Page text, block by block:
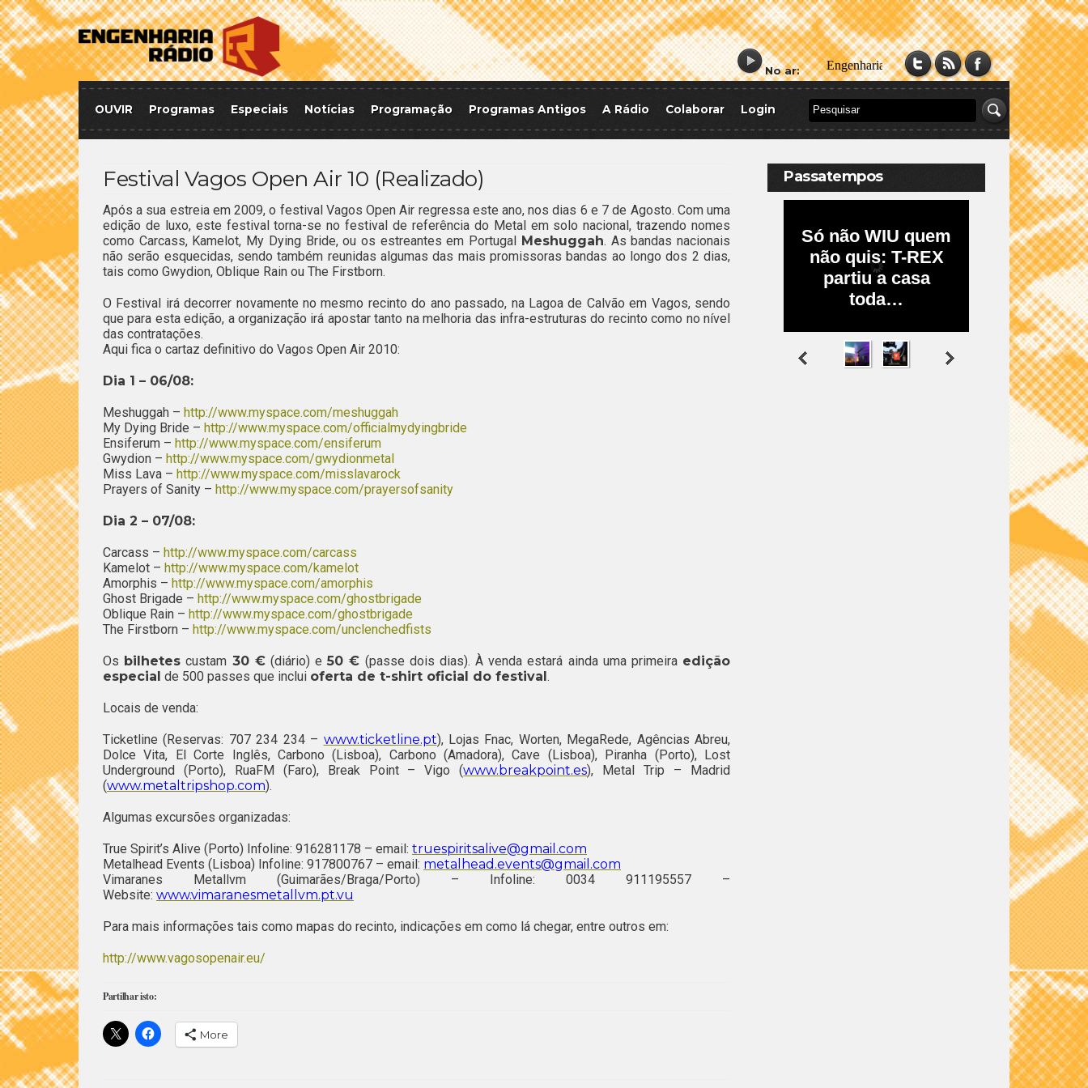
No ar:
OUVIR Programas Especiais Notícias Programação Programas Antigos A Rádio Colaborar Login
Festival Vagos Open Air 10 (Realizado)
Após a sua estreia em 2009, o festival Vagos Open Air regressa este ano, nos dias 6 e 7 de Agosto. Com uma
edição de luxo, este festival torna-se no festival de referência do Metal em solo nacional, trazendo nomes
como Carcass, Kamelot, My Dying Bride, ou os estreantes em Portugal Meshuggah. As bandas nacionais
não serão esquecidas, sendo também reunidas algumas das mais promissoras bandas ao longo dos 2 dias,
tais como Gwydion, Oblique Rain ou The Firstborn.
O Festival irá decorrer novamente no mesmo recinto do ano passado, na Lagoa de Calvão em Vagos, sendo
que para esta edição, a organização irá apostar tanto na melhoria das infra-estruturas do recinto como no nível
das contratações.
Aqui fica o cartaz definitivo do Vagos Open Air 2010:
Dia 1 – 06/08:
Meshuggah – http://www.myspace.com/meshuggah
My Dying Bride – http://www.myspace.com/officialmydyingbride
Ensiferum – http://www.myspace.com/ensiferum
Gwydion – http://www.myspace.com/gwydionmetal
Miss Lava – http://www.myspace.com/misslavarock
Prayers of Sanity – http://www.myspace.com/prayersofsanity
Dia 2 – 07/08:
Carcass – http://www.myspace.com/carcass
Kamelot – http://www.myspace.com/kamelot
Amorphis – http://www.myspace.com/amorphis
Ghost Brigade – http://www.myspace.com/ghostbrigade
Oblique Rain – http://www.myspace.com/ghostbrigade
The Firstborn – http://www.myspace.com/unclenchedfists
Os bilhetes custam 30 €(diário) e50 € (passe dois dias). À venda estará ainda uma primeira edição
especial de 500 passes que inclui oferta de t-shirt oficial do festival.
Locais de venda:
Ticketline (Reservas: 707 234 234 – www.ticketline.pt), Lojas Fnac, Worten, MegaRede, Agências Abreu,
Dolce Vita, El Corte Inglês, Carbono (Lisboa), Carbono (Amadora), Cave (Lisboa), Piranha (Porto), Lost
Underground (Porto), RuaFM (Faro), Break Point – Vigo (www.breakpoint.es), Metal Trip – Madrid
(www.metaltripshop.com).
Algumas excursões organizadas:
True Spirit’s Alive (Porto) Infoline: 916281178 – email: truespiritsalive@gmail.com
Metalhead Events (Lisboa) Infoline: 917800767 – email: metalhead.events@gmail.com
Vimaranes Metallvm (Guimarães/Braga/Porto) – Infoline: 0034 911195557 –
Website: www.vimaranesmetallvm.pt.vu
Para mais informações tais como mapas do recinto, indicações em como lá chegar, entre outros em:
http://www.vagosopenair.eu/
Partilhar isto:
More
Passatempos